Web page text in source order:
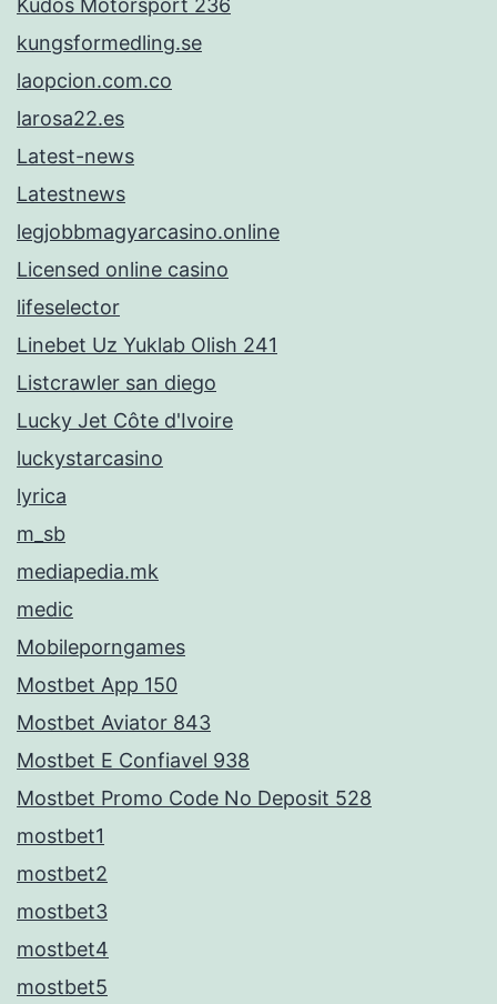
Kudos Motorsport 236
kungsformedling.se
laopcion.com.co
larosa22.es
Latest-news
Latestnews
legjobbmagyarcasino.online
Licensed online casino
lifeselector
Linebet Uz Yuklab Olish 241
Listcrawler san diego
Lucky Jet Côte d'Ivoire
luckystarcasino
lyrica
m_sb
mediapedia.mk
medic
Mobileporngames
Mostbet App 150
Mostbet Aviator 843
Mostbet E Confiavel 938
Mostbet Promo Code No Deposit 528
mostbet1
mostbet2
mostbet3
mostbet4
mostbet5